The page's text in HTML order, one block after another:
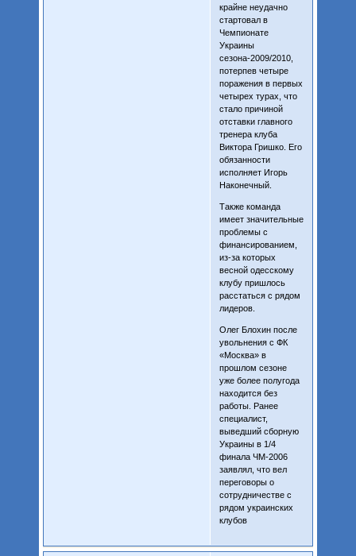
крайне неудачно
стартовал в
Чемпионате
Украины
сезона-2009/2010,
потерпев четыре
поражения в первых
четырех турах, что
стало причиной
отставки главного
тренера клуба
Виктора Гришко. Его
обязанности
исполняет Игорь
Наконечный.
Также команда
имеет значительные
проблемы с
финансированием,
из-за которых
весной одесскому
клубу пришлось
расстаться с рядом
лидеров.
Олег Блохин после
увольнения с ФК
«Москва» в
прошлом сезоне
уже более полугода
находится без
работы. Ранее
специалист,
выведший сборную
Украины в 1/4
финала ЧМ-2006
заявлял, что вел
переговоры о
сотрудничестве с
рядом украинских
клубов